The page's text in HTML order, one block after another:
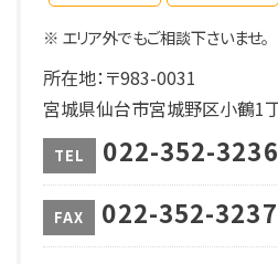
※ エリア外でもご相談下さいませ。
所在地：〒983-0031
宮城県仙台市宮城野区小鶴1
TEL 022-352-3236
FAX 022-352-3237